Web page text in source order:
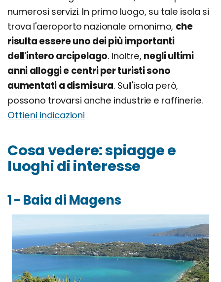
numerosi servizi. In primo luogo, su tale isola si
trova l'aeroporto nazionale omonimo, che
risulta essere uno dei più importanti
dell'intero arcipelago. Inoltre, negli ultimi
anni alloggi e centri per turisti sono
aumentati a dismisura. Sull'isola però,
possono trovarsi anche industrie e raffinerie.
Ottieni indicazioni
Cosa vedere: spiagge e
luoghi di interesse
1 - Baia di Magens